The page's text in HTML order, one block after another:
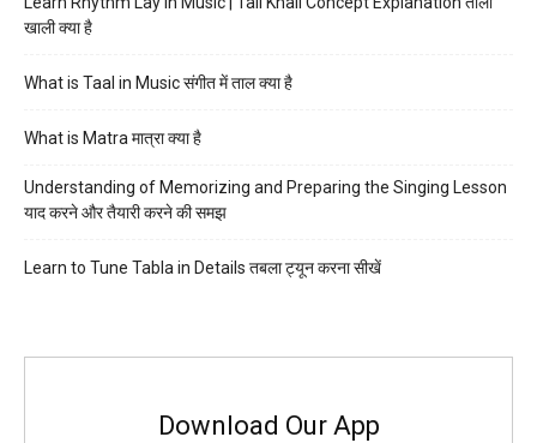
खाली क्या है
What is Taal in Music संगीत में ताल क्या है
What is Matra मात्रा क्या है
Understanding of Memorizing and Preparing the Singing Lesson
याद करने और तैयारी करने की समझ
Learn to Tune Tabla in Details तबला ट्यून करना सीखें
Download Our App